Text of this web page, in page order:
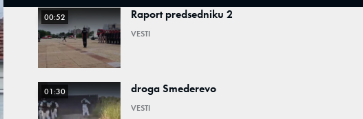
00:52 Raport predsedniku 2
VESTI
01:30 droga Smederevo
VESTI